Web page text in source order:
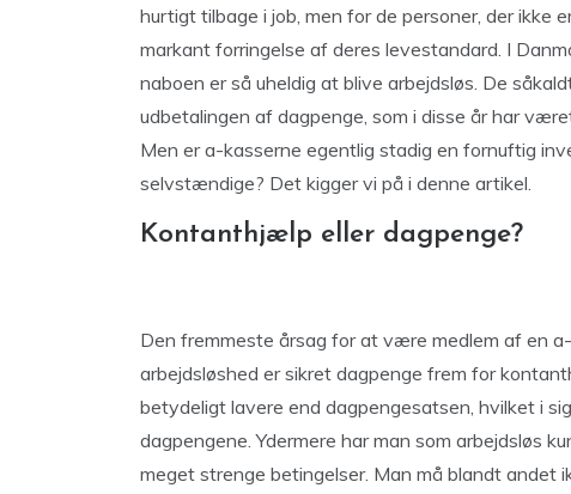
hurtigt tilbage i job, men for de personer, der ikke
markant forringelse af deres levestandard. I
naboen er så uheldig at blive arbejdsløs. De
udbetalingen af dagpenge, som i disse år har
Men er a-kasserne egentlig stadig en fornuftig
selvstændige? Det kigger vi på i denne artikel.
Kontanthjælp eller dagpenge?
Den fremmeste årsag for at være medlem af en
arbejdsløshed er sikret dagpenge frem for
betydeligt lavere end dagpengesatsen, hvilket i
dagpengene. Ydermere har man som arbejdsløs
meget strenge betingelser. Man må blandt andet